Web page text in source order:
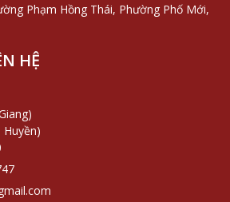
Phạm Hồng Thái, Phường Phố Mới,
HỆ
Huyền)